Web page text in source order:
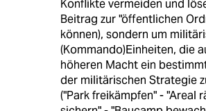
Konflikte vermeiden und
Beitrag zur "öffentlichen
können), sondern um
(Kommando)Einheiten, die
höheren Macht ein
der militärischen Strategie
("Park freikämpfen" - "Areal